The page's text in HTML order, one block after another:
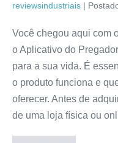
reviewsindustriais |
Você chegou aqui com
o Aplicativo do
para a sua vida. É
o produto funciona e
oferecer. Antes de
de uma loja física ou